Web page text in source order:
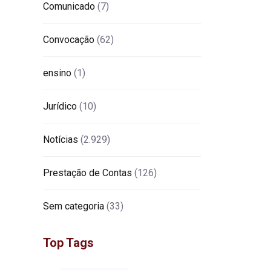
Comunicado (7)
Convocação (62)
ensino (1)
Jurídico (10)
Notícias (2.929)
Prestação de Contas (126)
Sem categoria (33)
Top Tags